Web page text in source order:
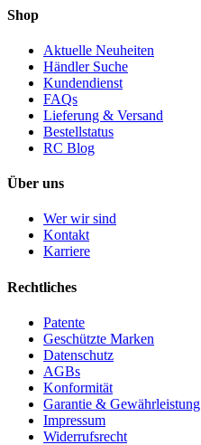
Shop
Aktuelle Neuheiten
Händler Suche
Kundendienst
FAQs
Lieferung & Versand
Bestellstatus
RC Blog
Über uns
Wer wir sind
Kontakt
Karriere
Rechtliches
Patente
Geschützte Marken
Datenschutz
AGBs
Konformität
Garantie & Gewährleistung
Impressum
Widerrufsrecht